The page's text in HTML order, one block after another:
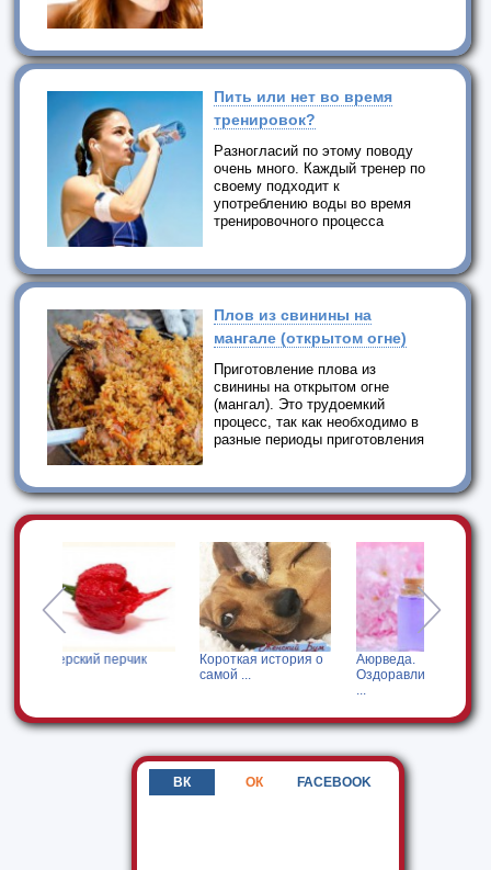
Пить или нет во время
тренировок?
Разногласий по этому поводу
очень много. Каждый тренер по
своему подходит к
употреблению воды во время
тренировочного процесса
Плов из свинины на
мангале (открытом огне)
Приготовление плова из
свинины на открытом огне
(мангал). Это трудоемкий
процесс, так как необходимо в
разные периоды приготовления
Короткая история о
Аюрведа.
Оздоравливающие
Белковый десерт
без сахара ...
ВК ОК FACEBOOK